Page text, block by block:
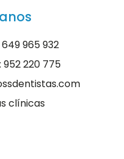
965 932
952 220 775
clínicas